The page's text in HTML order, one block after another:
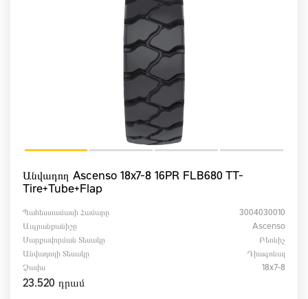
Անվադող Ascenso 18x7-8 16PR FLB680 TT-
Tire+Tube+Flap
Պահեստամասի Համարը
3004030010
Ապրանքանիշը
Ascenso
Սարքավորման Տեսակը
Բեռնիչ
Անվադողի Տեսակը
Դիագոնալ
Չափս
18x7-8
23.520 դրամ